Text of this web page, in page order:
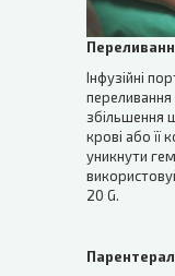
Інфузійні
переливання
збільшення
крові або її
уникнути
20 G.